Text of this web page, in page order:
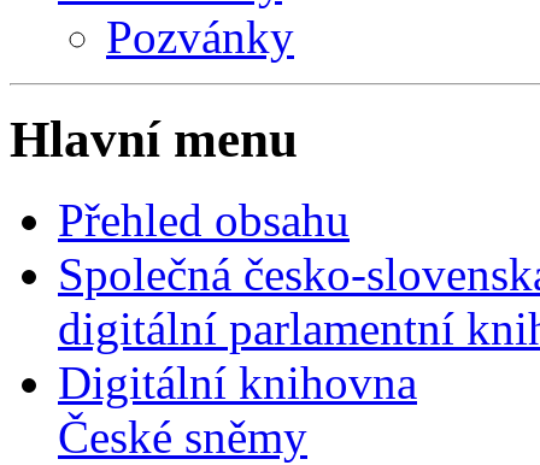
Pozvánky
Hlavní menu
Přehled obsahu
Společná česko-
digitální parlamentní
Digitální knihovna
České sněmy